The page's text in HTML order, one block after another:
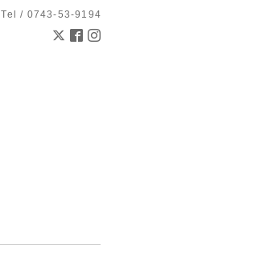
Tel / 0743-53-9194